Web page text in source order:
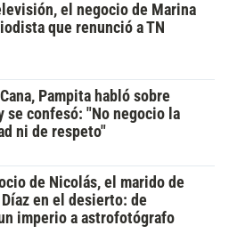
el negocio de Marina
que renunció a TN
Pampita habló sobre
se confesó: "No negocio la
ni de respeto"
de Nicolás, el marido de
en el desierto: de
imperio a astrofotógrafo